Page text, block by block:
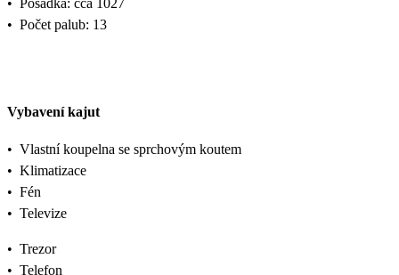
• Počet palub: 13
Vybavení kajut
• Vlastní koupelna se sprchovým koutem
• Klimatizace
• Fén
• Televize
• Trezor
• Telefon